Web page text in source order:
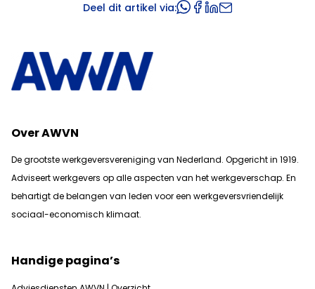
Deel dit artikel via:
Over AWVN
De grootste werkgeversvereniging van Nederland. Opgericht in 1919.
Adviseert werkgevers op alle aspecten van het werkgeverschap. En
behartigt de belangen van leden voor een werkgeversvriendelijk
sociaal-economisch klimaat.
Handige pagina’s